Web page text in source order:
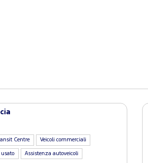
Centre Veicoli commerciali
usato Assistenza autoveicoli